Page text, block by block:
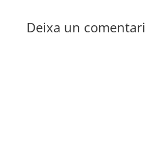
Deixa un comentari